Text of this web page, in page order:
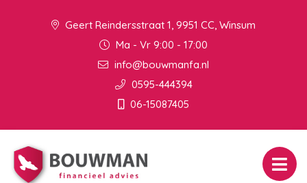
Geert Reindersstraat 1, 9951 CC, Winsum
Ma - Vr 9:00 - 17:00
info@bouwmanfa.nl
0595-444394
06-15087405